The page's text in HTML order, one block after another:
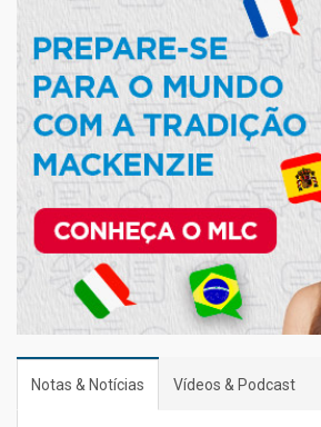
Notas & Notícias Vídeos & Podcast